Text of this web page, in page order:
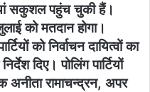
सकुशल पहुंच चुकी हैं।
को मतदान होगा।
को निर्वाचन दायित्वों का
दिए। पोलिंग पार्टियों
अनीता रामाचन्द्रन, अपर